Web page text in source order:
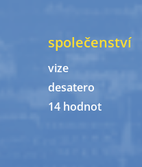
společenství
vize
desatero
14 hodnot